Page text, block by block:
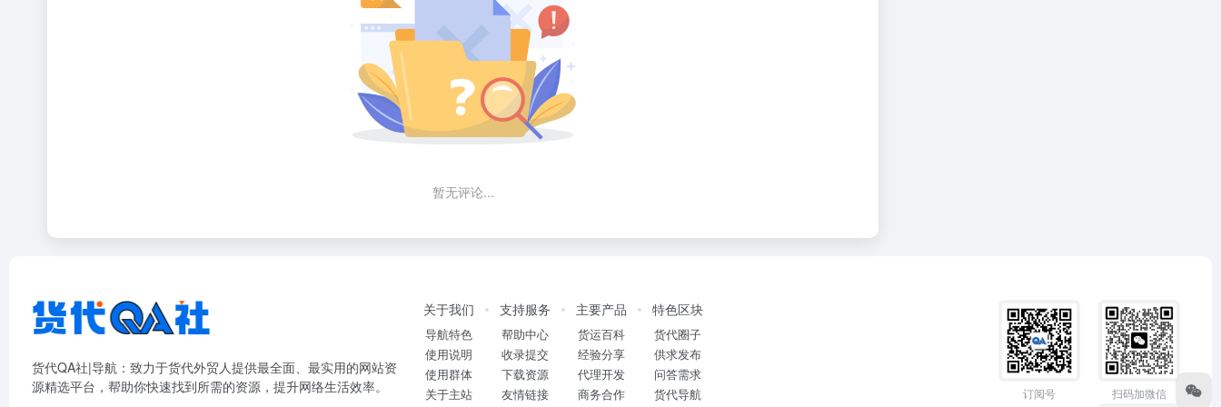
暂无评论...
货代QA社|导航：致力于货代外贸人提供最全面、最实用的网站资
源精选平台，帮助你快速找到所需的资源，提升网络生活效率。
关于我们
导航特色
使用说明
使用群体
关于主站
支持服务
帮助中心
收录提交
下载资源
友情链接
主要产品
货运百科
经验分享
代理开发
商务合作
特色区块
货代圈子
供求发布
问答需求
货代导航
订阅号 扫码加微信